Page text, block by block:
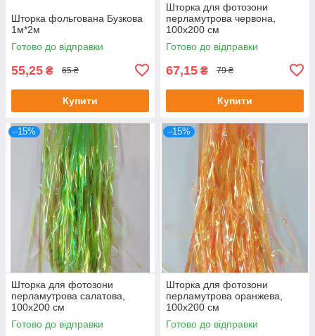
Шторка фольгована Бузкова
1м*2м
Готово до відправки
55,25 ₴ 65 ₴
Купити
Шторка для фотозони
перламутрова червона,
100х200 см
Готово до відправки
67,15 ₴ 79 ₴
Купити
–15%
Шторка для фотозони
перламутрова салатова,
100х200 см
Готово до відправки
–15%
Шторка для фотозони
перламутрова оранжева,
100х200 см
Готово до відправки